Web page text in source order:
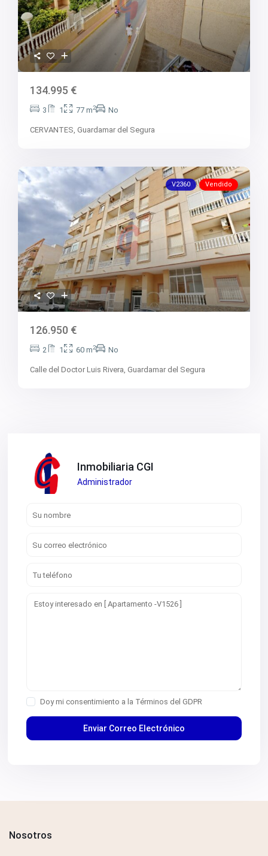
134.995 €
3 1 77 m2 No
CERVANTES,Guardamar del Segura
V2360 Vendido
126.950 €
2 1 60 m2 No
Calle del Doctor Luis Rivera,Guardamar del Segura
Inmobiliaria CGI
Administrador
Doy mi consentimiento a la Términos del GDPR
Nosotros